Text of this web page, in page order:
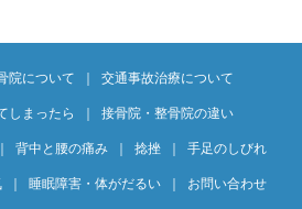
院について 交通事故治療について
しまったら 接骨院・整骨院の違い
背中と腰の痛み 捻挫 手足のしびれ
睡眠障害・体がだるい お問い合わせ